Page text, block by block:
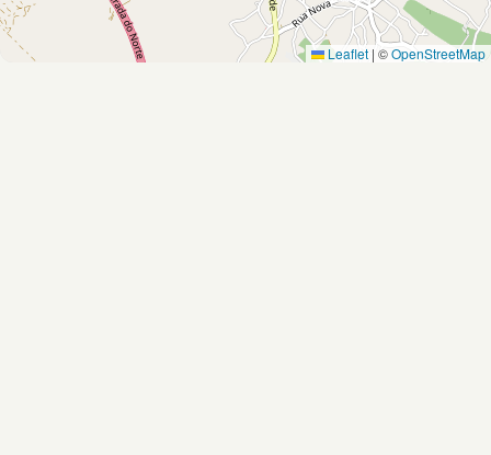
Leaflet | ©OpenStreetMap